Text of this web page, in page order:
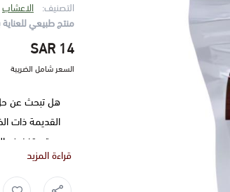
التصنيف:
الاعشاب
منتج طبيعي للعناية
14 SAR
السعر شامل الضريبة
هل تبحث عن حل
القديمة ذات
وحتى تخفيف
مواصفات
قراءة المزيد